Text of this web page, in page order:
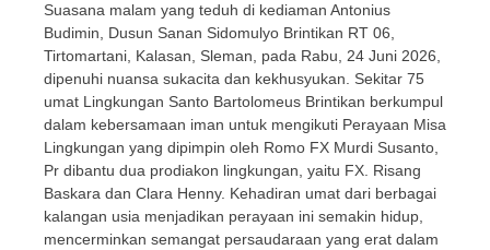
Suasana malam yang teduh di kediaman Antonius
Budimin, Dusun Sanan Sidomulyo Brintikan RT 06,
Tirtomartani, Kalasan, Sleman, pada Rabu, 24 Juni 2026,
dipenuhi nuansa sukacita dan kekhusyukan. Sekitar 75
umat Lingkungan Santo Bartolomeus Brintikan berkumpul
dalam kebersamaan iman untuk mengikuti Perayaan Misa
Lingkungan yang dipimpin oleh Romo FX Murdi Susanto,
Pr dibantu dua prodiakon lingkungan, yaitu FX. Risang
Baskara dan Clara Henny. Kehadiran umat dari berbagai
kalangan usia menjadikan perayaan ini semakin hidup,
mencerminkan semangat persaudaraan yang erat dalam